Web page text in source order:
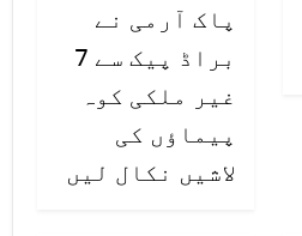
پاک آرمی نے
براڈ پیک سے 7
غیر ملکی کوہ
پیماؤں کی
لاشیں نکال لیں